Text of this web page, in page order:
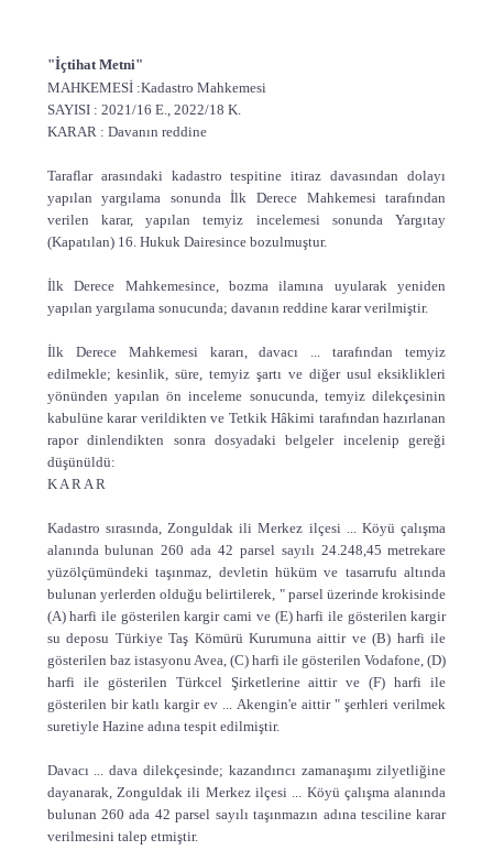
"İçtihat Metni"
MAHKEMESİ :Kadastro Mahkemesi
SAYISI : 2021/16 E., 2022/18 K.
KARAR : Davanın reddine
Taraflar arasındaki kadastro tespitine itiraz davasından dolayı
yapılan yargılama sonunda İlk Derece Mahkemesi tarafından
verilen karar, yapılan temyiz incelemesi sonunda Yargıtay
(Kapatılan) 16. Hukuk Dairesince bozulmuştur.
İlk Derece Mahkemesince, bozma ilamına uyularak yeniden
yapılan yargılama sonucunda; davanın reddine karar verilmiştir.
İlk Derece Mahkemesi kararı, davacı ... tarafından temyiz
edilmekle; kesinlik, süre, temyiz şartı ve diğer usul eksiklikleri
yönünden yapılan ön inceleme sonucunda, temyiz dilekçesinin
kabulüne karar verildikten ve Tetkik Hâkimi tarafından hazırlanan
rapor dinlendikten sonra dosyadaki belgeler incelenip gereği
düşünüldü:
K A R A R
Kadastro sırasında, Zonguldak ili Merkez ilçesi ... Köyü çalışma
alanında bulunan 260 ada 42 parsel sayılı 24.248,45 metrekare
yüzölçümündeki taşınmaz, devletin hüküm ve tasarrufu altında
bulunan yerlerden olduğu belirtilerek, " parsel üzerinde krokisinde
(A) harfi ile gösterilen kargir cami ve (E) harfi ile gösterilen kargir
su deposu Türkiye Taş Kömürü Kurumuna aittir ve (B) harfi ile
gösterilen baz istasyonu Avea, (C) harfi ile gösterilen Vodafone, (D)
harfi ile gösterilen Türkcel Şirketlerine aittir ve (F) harfi ile
gösterilen bir katlı kargir ev ... Akengin'e aittir " şerhleri verilmek
suretiyle Hazine adına tespit edilmiştir.
Davacı ... dava dilekçesinde; kazandırıcı zamanaşımı zilyetliğine
dayanarak, Zonguldak ili Merkez ilçesi ... Köyü çalışma alanında
bulunan 260 ada 42 parsel sayılı taşınmazın adına tesciline karar
verilmesini talep etmiştir.